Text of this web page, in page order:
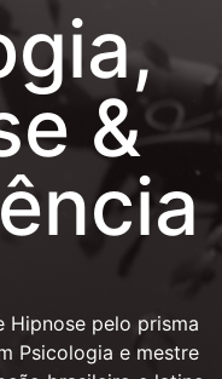
&
Hipnose pelo prisma
Psicologia e mestre